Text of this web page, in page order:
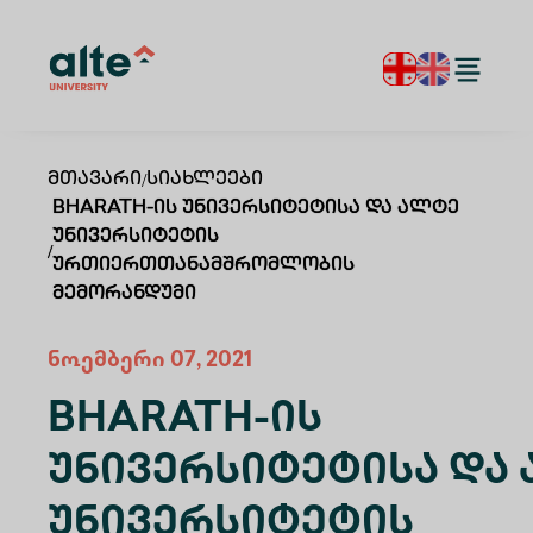
Მთავარი/Სიახლეები
/
BHARATH-Ის Უნივერსიტეტისა Და Ალტე
Უნივერსიტეტის
Ურთიერთთანამშრომლობის
Მემორანდუმი
ნოემბერი 07, 2021
BHARATH-Ის
Უნივერსიტეტისა Და